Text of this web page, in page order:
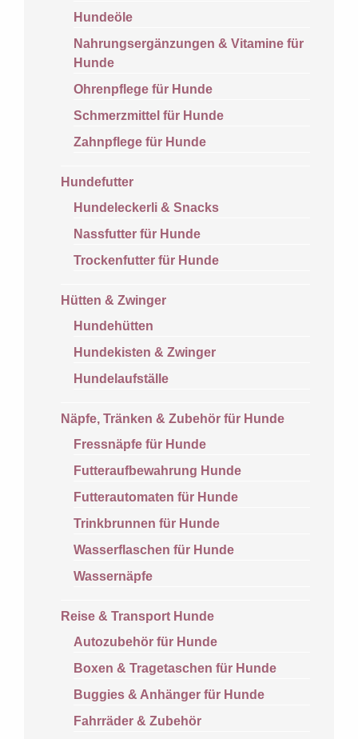
Hundeöle
Nahrungsergänzungen & Vitamine für
Hunde
Ohrenpflege für Hunde
Schmerzmittel für Hunde
Zahnpflege für Hunde
Hundefutter
Hundeleckerli & Snacks
Nassfutter für Hunde
Trockenfutter für Hunde
Hütten & Zwinger
Hundehütten
Hundekisten & Zwinger
Hundelaufställe
Näpfe, Tränken & Zubehör für Hunde
Fressnäpfe für Hunde
Futteraufbewahrung Hunde
Futterautomaten für Hunde
Trinkbrunnen für Hunde
Wasserflaschen für Hunde
Wassernäpfe
Reise & Transport Hunde
Autozubehör für Hunde
Boxen & Tragetaschen für Hunde
Buggies & Anhänger für Hunde
Fahrräder & Zubehör